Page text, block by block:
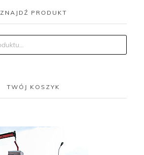
ZNAJDŹ PRODUKT
TWÓJ KOSZYK